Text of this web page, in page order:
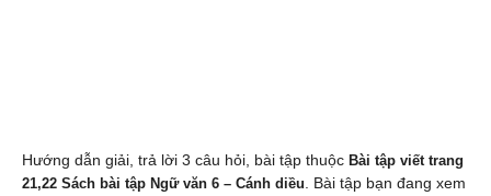
Hướng dẫn giải, trả lời 3 câu hỏi, bài tập thuộc Bài tập viết trang
21,22 Sách bài tập Ngữ văn 6 – Cánh diều . Bài tập bạn đang xem